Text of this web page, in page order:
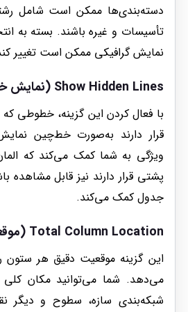
دسته‌بندی‌ها ممکن است شامل
تأسیسات و غیره باشند. بسته به
نمایش گرافیکی ممکن است تغییر
Show Hidden Lines (نمایش خطوط پنهان)
با فعال کردن این گزینه، خطوطی
قرار دارند به‌صورت خط‌چین
ویژگی به شما کمک می‌کند که
پشتی قرار دارند نیز قابل مشاهده
جدول کمک می‌کند.
Total Column Location (موقعیت کلی ستون‌ها):
این گزینه موقعیت دقیق هر ستون
می‌دهد. شما می‌توانید مکان
شبکه‌بندی سازه، سطوح و دیگر